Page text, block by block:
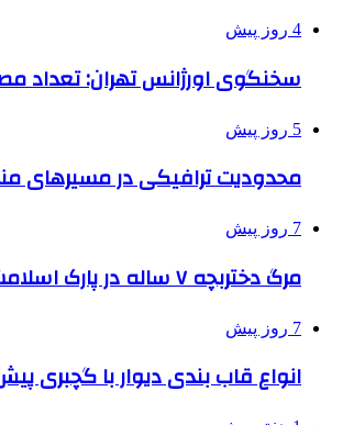
4 روز پیش
سخنگوی اورژانس تهران: تعداد
5 روز پیش
محدودیت ترافیکی در مسیرهای
7 روز پیش
مرگ دختربچه ۷ ساله در پارک اسلامشهر
7 روز پیش
انواع قاب بندی دیوار با گچبری